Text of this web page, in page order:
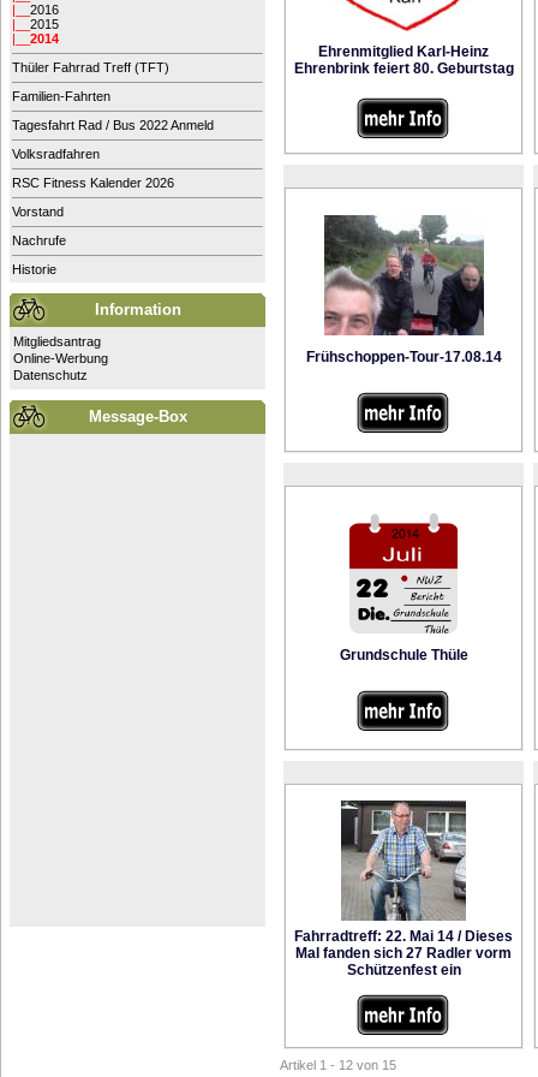
|__ 2016
|__ 2015
|__ 2014
Thüler Fahrrad Treff (TFT)
Familien-Fahrten
Tagesfahrt Rad / Bus 2022 Anmeld
Volksradfahren
RSC Fitness Kalender 2026
Vorstand
Nachrufe
Historie
Information
Mitgliedsantrag
Online-Werbung
Datenschutz
Message-Box
Ehrenmitglied Karl-Heinz
Ehrenbrink feiert 80. Geburtstag
Frühschoppen-Tour-17.08.14
Grundschule Thüle
Fahrradtreff: 22. Mai 14 / Dieses
Mal fanden sich 27 Radler vorm
Schützenfest ein
Artikel 1 - 12 von 15